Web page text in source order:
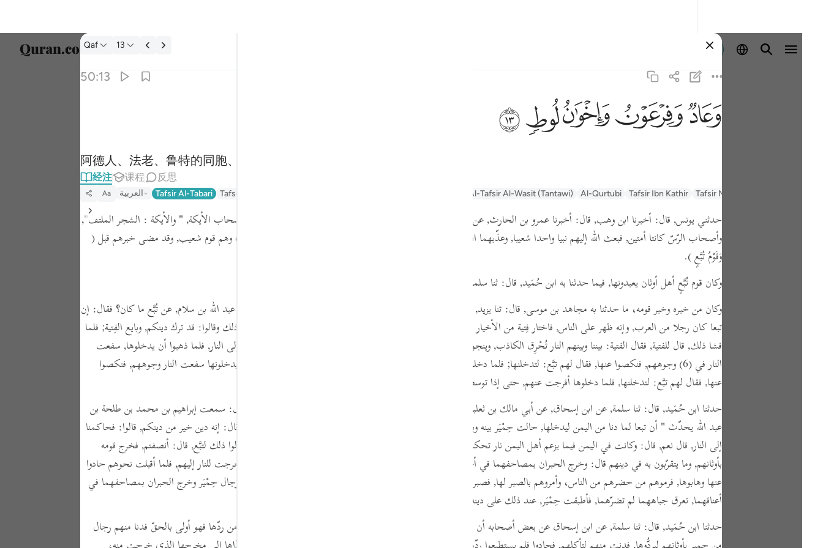
登入
Qaf 13
50:13
ﲳﲴﲵﲶﲷ
阿德人、法老、鲁特的同胞、
经注 课程 反思
Aa العربية Tafsir Al-Tabari Tafseer Jalalayn Al-Tafsir Al-Wasit (Tantawi) Al-Qurtubi Tafsir Ibn Kathir Tafsir Muyassar
حدثني يونس, قال: أخبرنا ابن وهب, قال: أخبرنا عمرو بن الحارث, عن سعيد بن أبي هلال, عن عمرو بن عبد الله, إن أصحاب الأيكة, " والأيكة : الشجر الملتفّ",
وأصحاب الرّسّ كانتا أمتين, فبعث الله إليهم نبيا واحدا شعيبا, وعذّبهما الله بعذابين
( وَثمُودُ ، وَعادٌ وَفِرْعَوْنُ، وَإِخْوَانُ لُوطٍ، وأصْحابُ الأيْكَةِ ) وهم قوم شعيب, وقد مضى خبرهم قبل(
وَقَوْمُ تُبَّعٍ ).
وكان قوم تُبَّعٍ أهل أوثان يعبدونها, فيما حدثنا به ابن حُمَيد, قال: ثنا سلمة, عن ابن إسحاق.
وكان من خبره وخبر قومه، ما حدثنا به مجاهد بن موسى, قال: ثنا يزيد, أخبرنا عمران بن حُدَير, عن أبي مجلز, عن ابن عباس, أنه سأل عبد الله بن سلام, عن تُبَّع ما كان؟ فقال: إن
تبعا كان رجلا من العرب, وإنه ظهر على الناس, فاختار فِتية من الأخيار فاستبطنهم واستدخلهم, حتى أخذ منهم وبايعهم,
وإن قومه استكبروا ذلك وقالوا: قد ترك دينكم, وبايع الفِتية; فلما
فشا ذلك, قال للفتية, فقال الفتية: بيننا وبينهم النار تُحْرِق الكاذب, وينجو منها الصادق, ففعلوا, فعلق الفتية مصاحفهم في أعناقهم, ثم غدوا إلى النار, فلما ذهبوا أن يدخلوها, سفعت
النار في (6) وجوههم, فنكصوا عنها, فقال لهم تبَّع: لتدخلنها; فلما دخلوها أفرجت عنهم حتى قطعوها, وأنه قال لقومه ادخلوها; فلما ذهبوا يدخلونها سفعت النار وجوههم, فنكصوا
عنها, فقال لهم تبَّع: لتدخلنها, فلما دخلوها أفرجت عنهم, حتى إذا توسطوا أحاطت بهم, فأحرقتهم, فأسلم تُبع, وكان تُبَّع رجلا صالحا.
حدثنا ابن حُمَيد, قال: ثنا سلمة, عن ابن إسحاق, عن أبي مالك بن ثعلبة بن أبي مالك القرظي, قال: سمعت إبراهيم بن محمد بن طلحة بن
عبد الله يحدّث " أن تبعا لما دنا من اليمن ليدخلها, حالت حِمْيَر بينه وبين ذلك, وقالوا لا تدخلها علينا, وقد فارقت ديننا فدعاهم إلى دينه, وقال: إنه دين خير من دينكم, قالوا: فحاكمنا
إلى النار, قال نعم, قال: وكانت في اليمن فيما يزعم أهل اليمن نار تحكم فيما بينهم فيما يختلفون فيه, تأكل الظالم ولا تضرّ المظلوم, فلما قالوا ذلك لتبَّع, قال: أنصفتم, فخرج قومه
بأوثانهم, وما يتقرّبون به في دينهم قال: وخرج الحبران بمصاحفهما في أعناقهما متقلديهما, حتى قعدوا للنار عند مخرجها التي تخرج منه, فخرجت للنار إليهم, فلما أقبلت نحوهم حادوا
عنها وهابوها, فرموهم من حضرهم من الناس، وأمروهم بالصبر لها, فصبروا حتى غشيتهم فأكلت الأوثان وما قرّبوا معها, ومن حمل ذلك من رجال حِمْيَر وخرج الحبران بمصاحفهما في
أعناقهما, تعرق جباههما لم تضرّهما, فأطبقت حِمْيَر, عند ذلك على دينه, فمن هنالك وغير ذلك كان أصل اليهودية باليمن "
حدثنا ابن حُمَيد, قال: ثنا سلمة, عن ابن إسحاق عن بعض أصحابه أن الحَبرين, ومن خرج معهما من حِمْيَر, إنما اتبعوا النار ليردّوها,
من ردّها فهو أولى بالحقّ فدنا منهم رجال